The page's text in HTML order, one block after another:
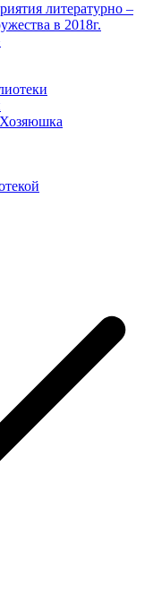
литературно –
в 2018г.